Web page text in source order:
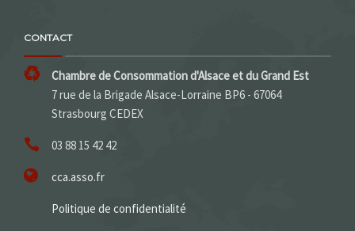
CONTACT
Chambre de Consommation d'Alsace et du Grand Est
7 rue de la Brigade Alsace-Lorraine BP6 - 67064
Strasbourg CEDEX
03 88 15 42 42
cca.asso.fr
Politique de confidentialité